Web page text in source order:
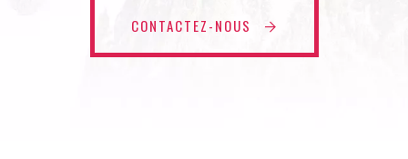
CONTACTEZ-NOUS